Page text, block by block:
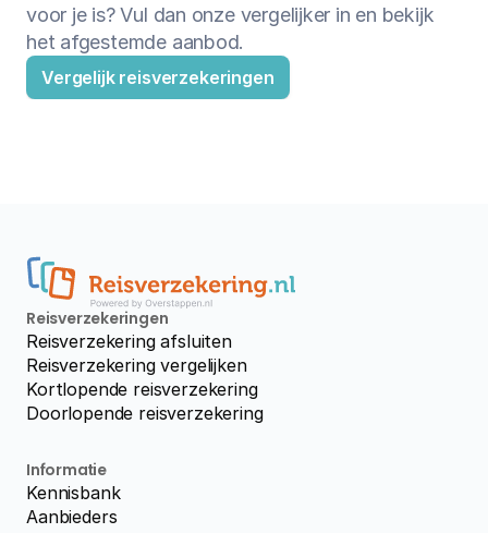
voor je is? Vul dan onze vergelijker in en bekijk
het afgestemde aanbod.
Vergelijk reisverzekeringen
Reisverzekeringen
Reisverzekering afsluiten
Reisverzekering vergelijken
Kortlopende reisverzekering
Doorlopende reisverzekering
Informatie
Kennisbank
Aanbieders